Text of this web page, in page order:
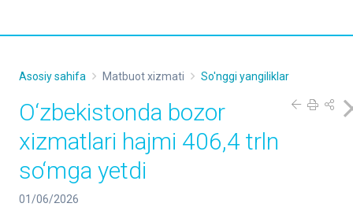
Asosiy sahifa Matbuot xizmati So'nggi yangiliklar
O‘zbekistonda bozor
xizmatlari hajmi 406,4 trln
so‘mga yetdi
01/06/2026